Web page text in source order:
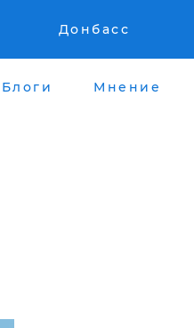
Донбасс
Блоги Мнение